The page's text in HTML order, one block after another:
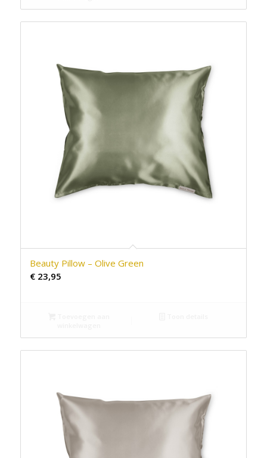
Beauty Pillow – Olive Green
€23,95